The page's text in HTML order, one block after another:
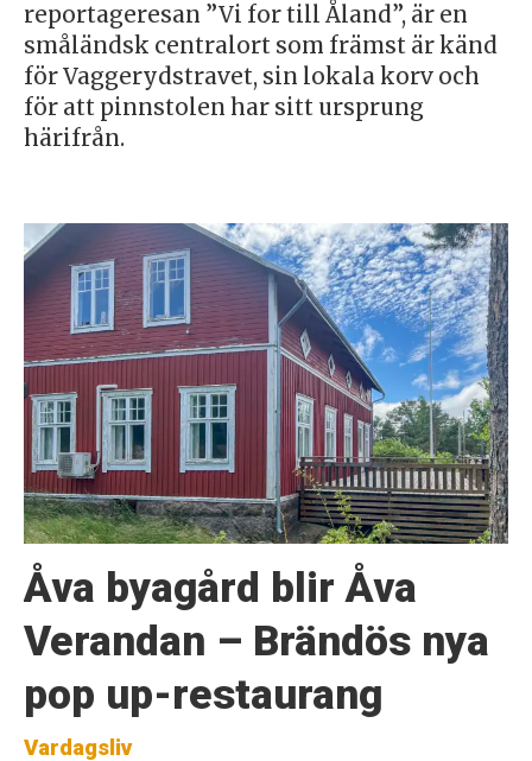
reportageresan ”Vi for till Åland”, är en
småländsk centralort som främst är känd
för Vaggerydstravet, sin lokala korv och
för att pinnstolen har sitt ursprung
härifrån.
Åva byagård blir Åva
Verandan – Brändös nya
pop up-restaurang
Vardagsliv